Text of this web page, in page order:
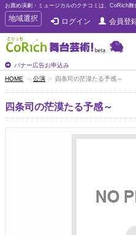
お薦め演劇・ミュージカルのクチコミは、CoRich舞
T
o
g
g
e
n
a
v
i
地域選択 ログイン 会員登
バナー広告お申込み
HOME 公演 四条司の茫漠たる予感～
四条司の茫漠たる予感～